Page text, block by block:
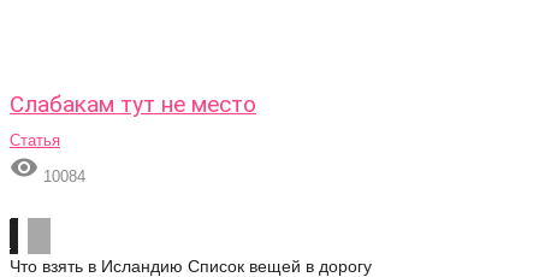
Слабакам тут не место
Статья
 10084
Что взять в Исландию Список вещей в дорогу